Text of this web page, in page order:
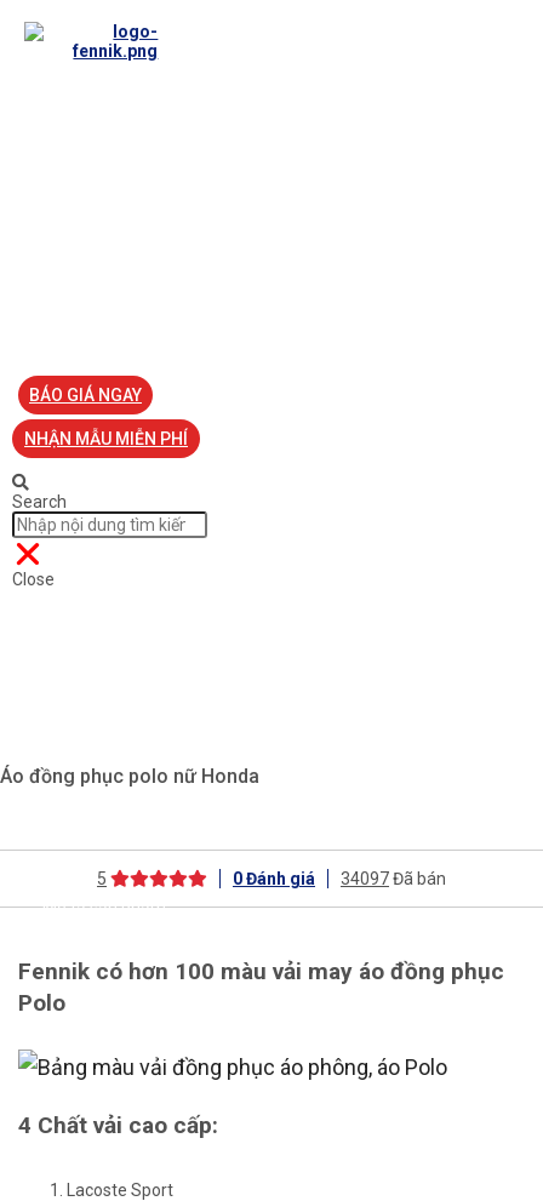
BÁO GIÁ NGAY
NHẬN MẪU MIỄN PHÍ
Search
Close
Áo đồng phục polo nữ Honda
5 0Đánh giá 34097Đã bán
Mô tả sản phẩm
Fennik có hơn 100 màu vải may áo đồng phục
Polo
4 Chất vải cao cấp:
Lacoste Sport